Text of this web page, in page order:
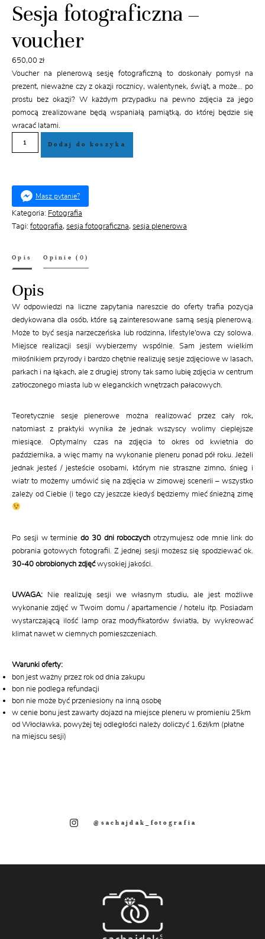
Sesja fotograficzna –
voucher
650,00 zł
Voucher na plenerową sesję fotograficzną to doskonały pomysł na
prezent, nieważne czy z okazji rocznicy, walentynek, świąt, a może… po
prostu bez okazji? W każdym przypadku na pewno zdjęcia za jego
pomocą zrealizowane będą wspaniałą pamiątką, do której będzie się
wracać latami.
fotograficzna
Dodaj do koszyka
Masz pytanie?
Kategoria: Fotografia
Tagi: fotografia, sesja fotograficzna, sesja plenerowa
Opis Opinie (0)
Opis
W odpowiedzi na liczne zapytania nareszcie do oferty trafia pozycja
dedykowana dla osób, które są zainteresowane samą sesją plenerową.
Może to być sesja narzeczeńska lub rodzinna, lifestyle’owa czy solowa.
Miejsce realizacji sesji wybierzemy wspólnie. Sam jestem wielkim
miłośnikiem przyrody i bardzo chętnie realizuję sesje zdjęciowe w lasach,
parkach i na łąkach, ale z drugiej strony tak samo lubię zdjęcia w centrum
zatłoczonego miasta lub w eleganckich wnętrzach pałacowych.
Teoretycznie sesje plenerowe można realizować przez cały rok,
natomiast z praktyki wynika że jednak wszyscy wolimy cieplejsze
miesiące. Optymalny czas na zdjęcia to okres od kwietnia do
października, a więc mamy na wykonanie pleneru ponad pół roku. Jeżeli
jednak jesteś / jesteście osobami, którym nie straszne zimno, śnieg i
wiatr to możemy umówić się na zdjęcia w zimowej scenerii – wszystko
zależy od Ciebie (i tego czy jeszcze kiedyś będziemy mieć śnieżną zimę
Po sesji w terminie do 30 dni roboczych otrzymujesz ode mnie link do
pobrania gotowych fotografii. Z jednej sesji możesz się spodziewać ok.
30-40 obrobionych zdjęćwysokiej jakości.
UWAGA: Nie realizuję sesji we własnym studiu, ale jest możliwe
wykonanie zdjęć w Twoim domu / apartamencie / hotelu itp. Posiadam
wystarczającą ilość lamp oraz modyfikatorów światła, by wykreować
klimat nawet w ciemnych pomieszczeniach.
Warunki oferty:
bon jest ważny przez rok od dnia zakupu
bon nie podlega refundacji
bon nie może być przeniesiony na inną osobę
w cenie bonu jest zawarty dojazd na miejsce pleneru w promieniu 25km
od Włocławka, powyżej tej odległości należy doliczyć 1.6zł/km (płatne
na miejscu sesji)
@sachajdak_fotografia